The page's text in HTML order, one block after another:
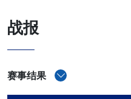
战报
赛事结果